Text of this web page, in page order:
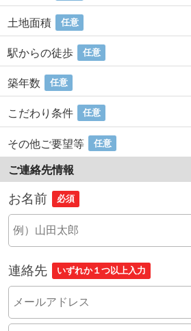
土地面積 任意
駅からの徒歩 任意
築年数 任意
こだわり条件 任意
その他ご要望等 任意
ご連絡先情報
お名前 必須
連絡先 いずれか１つ以上入力